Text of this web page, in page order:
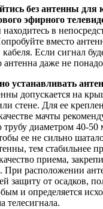
без антенны для
эфирного
в
вместо
Если сигнал
даже не
устанавливать
допускается на
стене. Для ее
мачты
трубу диаметром 40-50
ее не сильно
тем стабильнее
приема,
При расположении
защиту от осадков,
и определяется
телесигнала.